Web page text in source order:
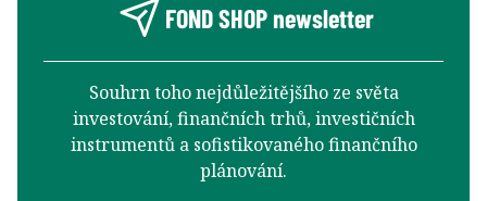
FOND SHOP newsletter
Souhrn toho nejdůležitějšího ze světa
investování, finančních trhů, investičních
instrumentů a sofistikovaného finančního
plánování.